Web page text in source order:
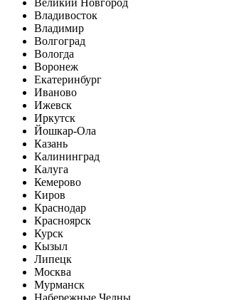
Владивосток
Владимир
Волгоград
Вологда
Воронеж
Екатеринбург
Иваново
Ижевск
Иркутск
Йошкар-Ола
Казань
Калининград
Калуга
Кемерово
Киров
Краснодар
Красноярск
Курск
Кызыл
Липецк
Москва
Мурманск
Набережные Челны